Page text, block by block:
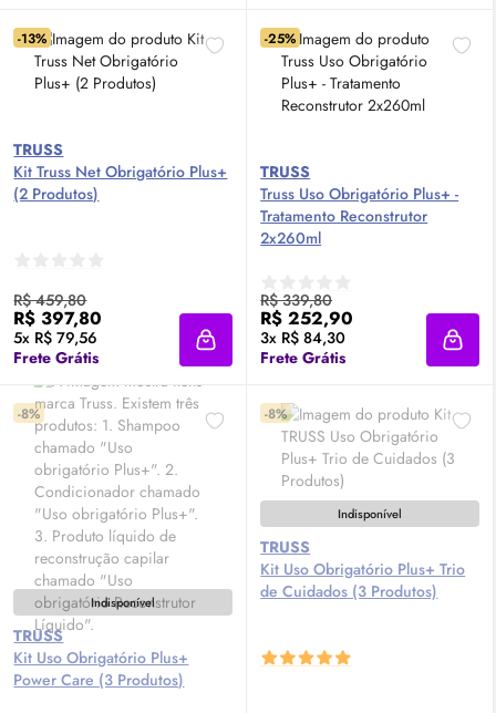
-13%
TRUSS
Kit Truss Net Obrigatório Plus+
(2 Produtos)
R$ 459,80
R$ 397,80
5x R$ 79,56
Frete Grátis
Adicionar à sacola
-25%
TRUSS
Truss Uso Obrigatório Plus+ -
Tratamento Reconstrutor
2x260ml
R$ 339,80
R$ 252,90
3x R$ 84,30
Frete Grátis
-8%
Indisponível
TRUSS
Kit Uso Obrigatório Plus+
Power Care (3 Produtos)
-8%
Indisponível
TRUSS
Kit Uso Obrigatório Plus+ Trio
de Cuidados (3 Produtos)